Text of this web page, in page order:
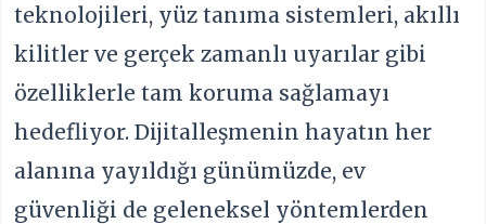
teknolojileri, yüz tanıma sistemleri, akıllı
kilitler ve gerçek zamanlı uyarılar gibi
özelliklerle tam koruma sağlamayı
hedefliyor. Dijitalleşmenin hayatın her
alanına yayıldığı günümüzde, ev
güvenliği de geleneksel yöntemlerden